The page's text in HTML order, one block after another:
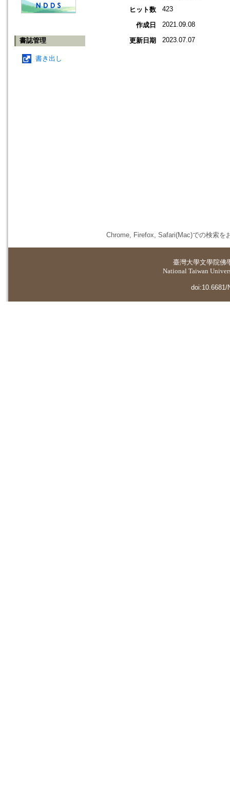
書誌管理
書き出し
ヒット数
423
作成日 2021.09.08
更新日期 2023.07.07
Chrome, Firefox, Safari(Mac)での検索を
臺灣大學文學院佛
National Taiwan
doi:10.6681/